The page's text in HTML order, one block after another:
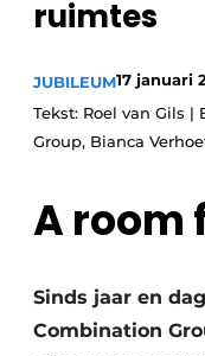
Podcasts
Vacature
Vacatures
Privéklinieken
Laboratoria
ruimtes
JUBILEUM17 januari
Tekst: Roel van Gils
Group, Bianca
A room
Sinds jaar en
Combination